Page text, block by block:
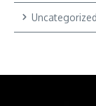
Uncategorized